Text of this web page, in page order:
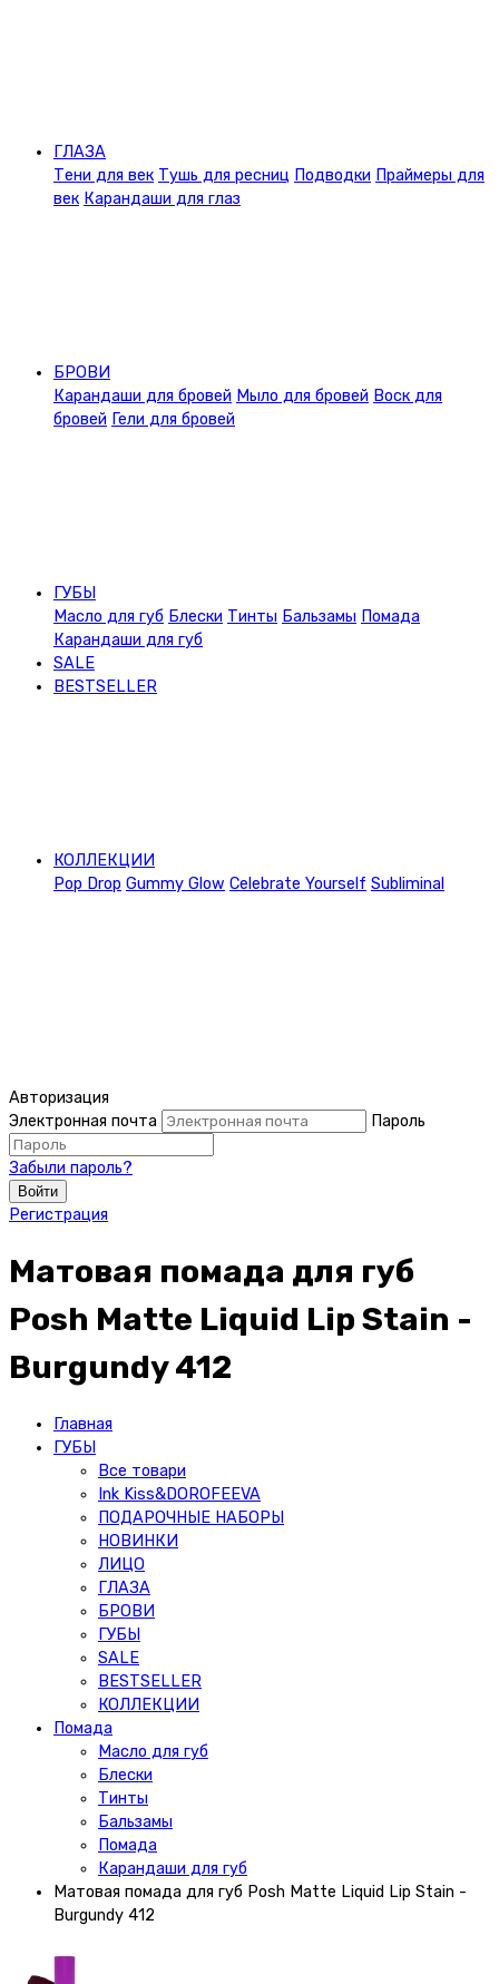
ГЛАЗА
Тени для век Тушь для ресниц Подводки Праймеры для
век Карандаши для глаз
БРОВИ
Карандаши для бровей Мыло для бровей Воск для
бровей Гели для бровей
ГУБЫ
Масло для губ Блески Тинты Бальзамы Помада
Карандаши для губ
SALE
BESTSELLER
КОЛЛЕКЦИИ
Pop Drop Gummy Glow Celebrate Yourself Subliminal
Авторизация
Электронная почта
Пароль
Забыли пароль?
Войти
Регистрация
Матовая помада для губ
Posh Matte Liquid Lip Stain -
Burgundy 412
Главная
ГУБЫ
Все товари
Ink Kiss&DOROFEEVA
ПОДАРОЧНЫЕ НАБОРЫ
НОВИНКИ
ЛИЦО
ГЛАЗА
БРОВИ
ГУБЫ
SALE
BESTSELLER
КОЛЛЕКЦИИ
Помада
Масло для губ
Блески
Тинты
Бальзамы
Помада
Карандаши для губ
Матовая помада для губ Posh Matte Liquid Lip Stain -
Burgundy 412